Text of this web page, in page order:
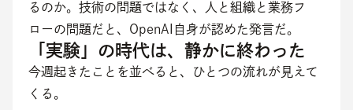
るのか。技術の問題ではなく、人と組織と業務フ
ローの問題だと、OpenAI自身が認めた発言だ。
「実験」の時代は、静かに終わった
今週起きたことを並べると、ひとつの流れが見えて
くる。